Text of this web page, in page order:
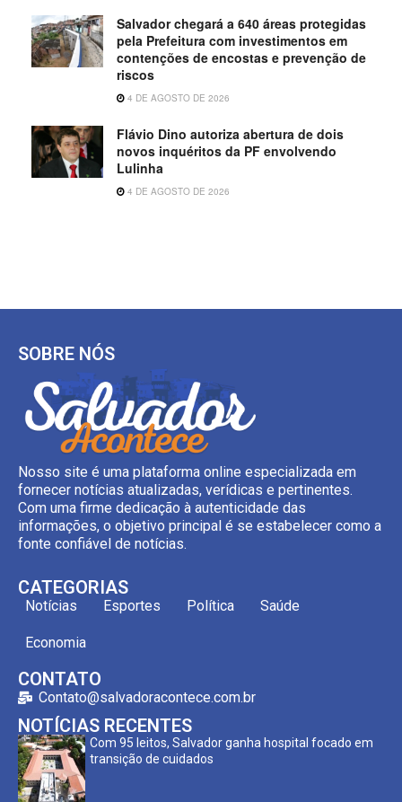
Salvador chegará a 640 áreas protegidas
pela Prefeitura com investimentos em
contenções de encostas e prevenção de
riscos
4 DE AGOSTO DE 2026
Flávio Dino autoriza abertura de dois
novos inquéritos da PF envolvendo
Lulinha
4 DE AGOSTO DE 2026
SOBRE NÓS
Nosso site é uma plataforma online especializada em
fornecer notícias atualizadas, verídicas e pertinentes.
Com uma firme dedicação à autenticidade das
informações, o objetivo principal é se estabelecer como a
fonte confiável de notícias.
CATEGORIAS
Notícias Esportes Política Saúde
Economia
CONTATO
Contato@salvadoracontece.com.br
NOTÍCIAS RECENTES
Com 95 leitos, Salvador ganha hospital focado em
transição de cuidados